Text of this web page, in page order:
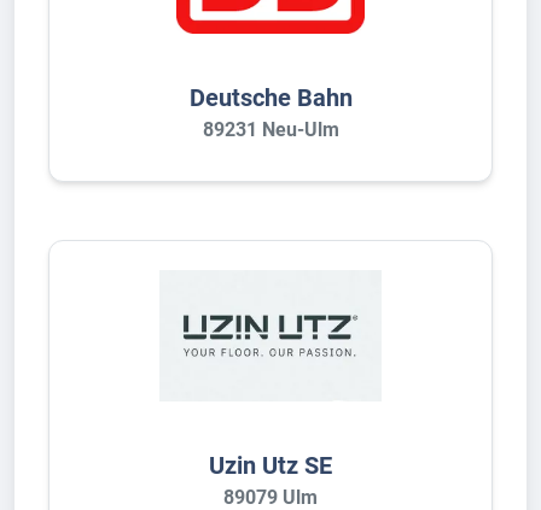
Deutsche Bahn
89231 Neu-Ulm
Uzin Utz SE
89079 Ulm